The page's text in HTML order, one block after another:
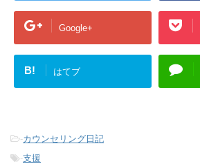
Google+
B! はてブ
-カウンセリング日記
-支援